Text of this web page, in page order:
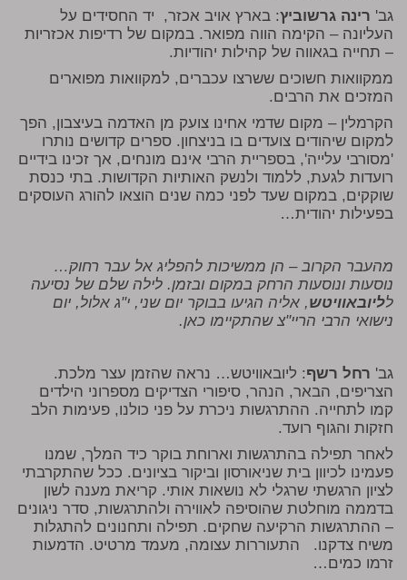
גב' רינה גרשוביץ: בארץ אויב אכזר, יד החסידים על
העליונה – הקימה הווה מפואר. במקום של רדיפות אכזריות
– תחייה בגאווה של קהילות יהודיות.
ממקוואות חשוכים ששרצו עכברים, למקוואות מפוארים
המזכים את הרבים.
הקרמלין – מקום שדמי אחינו צועק מן האדמה בעיצבון, הפך
למקום שיהודים צועדים בו בניצחון. ספרים קדושים נותרו
'מסורבי עלייה', בספריית הרבי אינם מונחים, אך זכינו בידיים
רועדות לגעת, ללמוד ולנשק האותיות הקדושות. בתי כנסת
שוקקים, במקום שעד לפני כמה שנים הוצאו להורג העוסקים
בפעילות יהודית…
מהעבר הקרוב – הן ממשיכות להפליג אל עבר רחוק…
נוסעות ונוסעות הרחק במקום ובזמן. לילה שלם של נסיעה
לליובאוויטש, אליה הגיעו בבוקר יום שני, י"ג אלול, יום
נישואי הרבי הריי"צ שהתקיימו כאן.
גב' רחל רשף: ליובאוויטש… נראה שהזמן עצר מלכת.
הצריפים, הבאר, הנהר, סיפורי הצדיקים מספרוני הילדים
קמו לתחייה. ההתרגשות ניכרת על פני כולנו, פעימות הלב
חזקות והגוף רועד.
לאחר תפילה בהתרגשות וארוחת בוקר כיד המלך, שמנו
פעמינו לכיוון בית שניאורסון וביקור בציונים. ככל שהתקרבתי
לציון הרגשתי שרגלי לא נושאות אותי. קריאת מענה לשון
בדממה מוחלטת שהוסיפה לאווירה ולהתרגשות, סדר ניגונים
– ההתרגשות הרקיעה שחקים. תפילה ותחנונים להתגלות
משיח צדקנו. התעוררות עצומה, מעמד מרטיט. הדמעות
זרמו כמים…